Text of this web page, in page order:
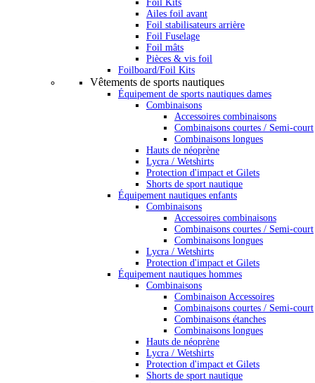
Foil Kits
Ailes foil avant
Foil stabilisateurs arrière
Foil Fuselage
Foil mâts
Pièces & vis foil
Foilboard/Foil Kits
Vêtements de sports nautiques
Équipement de sports nautiques dames
Combinaisons
Accessoires combinaisons
Combinaisons courtes / Semi-court
Combinaisons longues
Hauts de néoprène
Lycra / Wetshirts
Protection d'impact et Gilets
Shorts de sport nautique
Équipement nautiques enfants
Combinaisons
Accessoires combinaisons
Combinaisons courtes / Semi-court
Combinaisons longues
Lycra / Wetshirts
Protection d'impact et Gilets
Équipement nautiques hommes
Combinaisons
Combinaison Accessoires
Combinaisons courtes / Semi-court
Combinaisons étanches
Combinaisons longues
Hauts de néoprène
Lycra / Wetshirts
Protection d'impact et Gilets
Shorts de sport nautique